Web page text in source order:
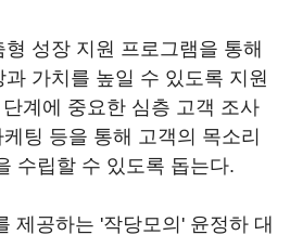
성장 지원 프로그램을 통해
가치를 높일 수 있도록 지원
계에 중요한 심층 고객 조사
팅 등을 통해 고객의 목소리
수립할 수 있도록 돕는다.
제공하는 '작당모의' 윤정하 대